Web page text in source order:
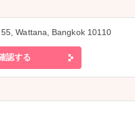
Wattana, Bangkok 10110
認する